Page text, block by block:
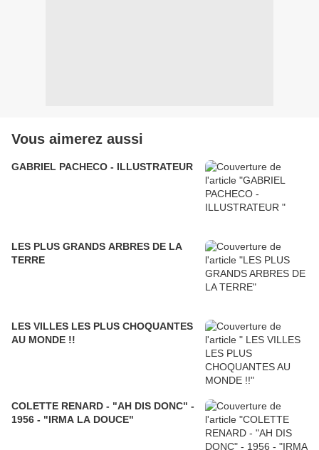
Vous aimerez aussi
GABRIEL PACHECO - ILLUSTRATEUR
LES PLUS GRANDS ARBRES DE LA
TERRE
LES VILLES LES PLUS CHOQUANTES
AU MONDE !!
COLETTE RENARD - "AH DIS DONC" -
1956 - "IRMA LA DOUCE"